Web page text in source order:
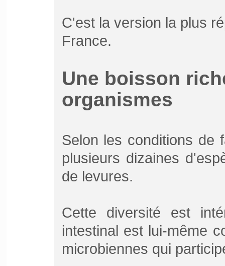
C'est la version la plus
France.
Une boisson
organismes
Selon les conditions de
plusieurs dizaines
de levures.
Cette diversité est
intestinal est lui-même
microbiennes qui